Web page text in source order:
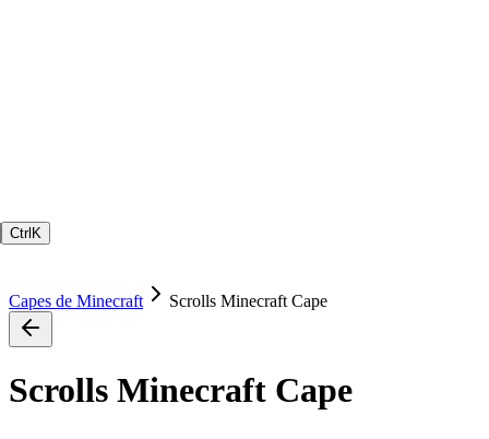
Ctrl K
Capes de Minecraft Scrolls Minecraft Cape
Scrolls Minecraft Cape